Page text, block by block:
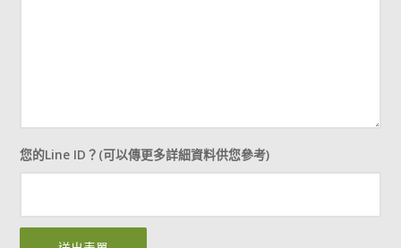
您的Line ID？(可以傳更多詳細資料供您參考)